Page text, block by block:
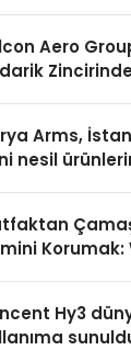
Aero
Arms,
nesil
Korumak:
Hy3